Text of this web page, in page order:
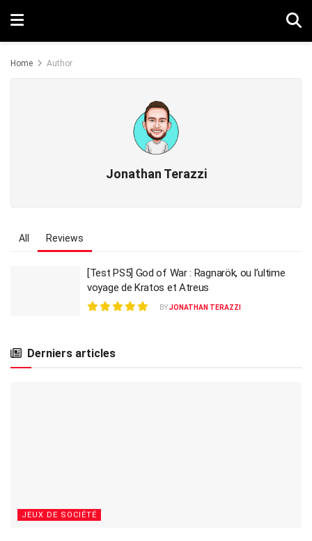
Home Author
Jonathan Terazzi
All Reviews
[Test PS5] God of War : Ragnarök, ou l’ultime
voyage de Kratos et Atreus
BYJONATHAN TERAZZI
Derniers articles
JEUX DE SOCIÉTÉ